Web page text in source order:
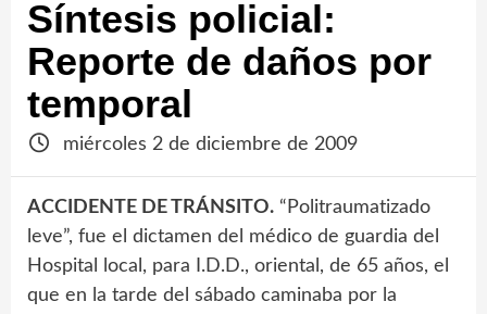
Síntesis policial:
Reporte de daños por
temporal
miércoles 2 de diciembre de 2009
ACCIDENTE DE TRÁNSITO. “Politraumatizado
leve”, fue el dictamen del médico de guardia del
Hospital local, para I.D.D., oriental, de 65 años, el
que en la tarde del sábado caminaba por la